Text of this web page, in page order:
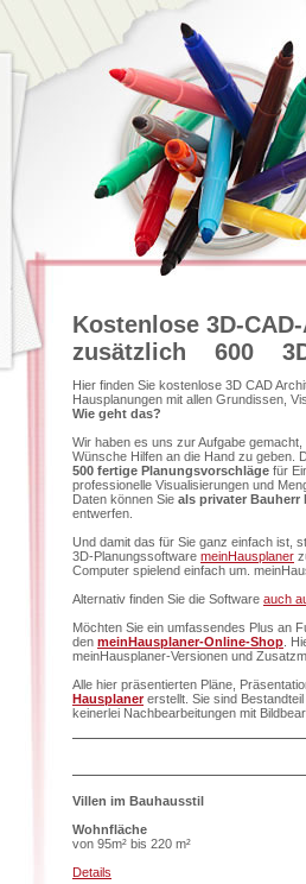
Kostenlose 3D-
zusätzlich 600 3D
Hier finden Sie kostenlose 3D CAD
Hausplanungen mit allen Grundissen,
Wie geht das?
Wir haben es uns zur Aufgabe
Wünsche Hilfen an die Hand zu geben.
500 fertige Planungsvorschläge für
professionelle Visualisierungen und
Daten können Sie als privater Bauherr
entwerfen.
Und damit das für Sie ganz einfach ist,
3D-Planungssoftware meinHausplaner
Computer spielend einfach um.
Alternativ finden Sie die Software auch
Möchten Sie ein umfassendes Plus an
den meinHausplaner-Online-Shop .
meinHausplaner-Versionen und
Alle hier präsentierten Pläne,
Hausplanererstellt. Sie sind
keinerlei Nachbearbeitungen mit
Villen im Bauhausstil
Wohnfläche
von 95m² bis 220 m²
Details